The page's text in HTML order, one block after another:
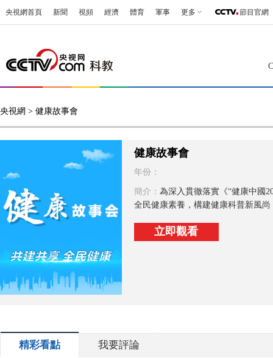
央視網首頁 新聞 視頻 經濟 體育 軍事 更多 節目官網
央視網 > 健康故事會
健康故事會
年份：
簡介： 為深入貫徹落實《“健康中國
全民健康素養，構建健康科普新風
立即觀看
精彩看點 我要評論